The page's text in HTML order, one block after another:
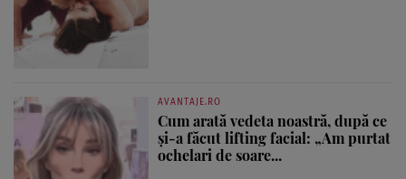
AVANTAJE.RO
Cum arată vedeta noastră, după ce
și-a făcut lifting facial: „Am purtat
ochelari de soare...